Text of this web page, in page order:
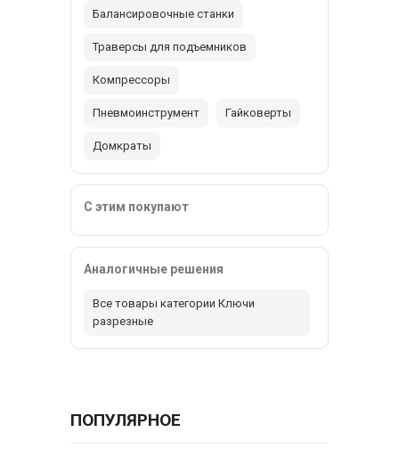
Балансировочные станки
Траверсы для подъемников
Компрессоры
Пневмоинструмент Гайковерты
Домкраты
С этим покупают
Аналогичные решения
Все товары категории Ключи
разрезные
ПОПУЛЯРНОЕ